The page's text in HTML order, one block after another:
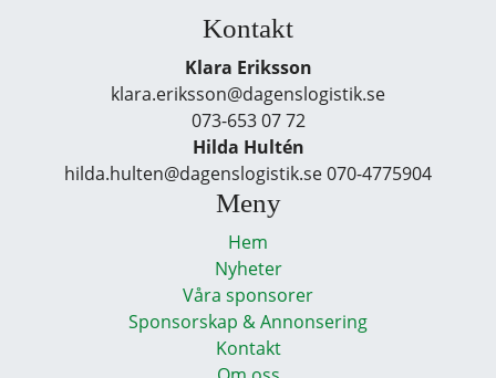
Kontakt
Klara Eriksson
klara.eriksson@dagenslogistik.se
073-653 07 72
Hilda Hultén
hilda.hulten@dagenslogistik.se 070-4775904
Meny
Hem
Nyheter
Våra sponsorer
Sponsorskap & Annonsering
Kontakt